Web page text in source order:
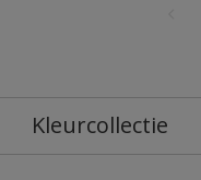
Kleurcollectie